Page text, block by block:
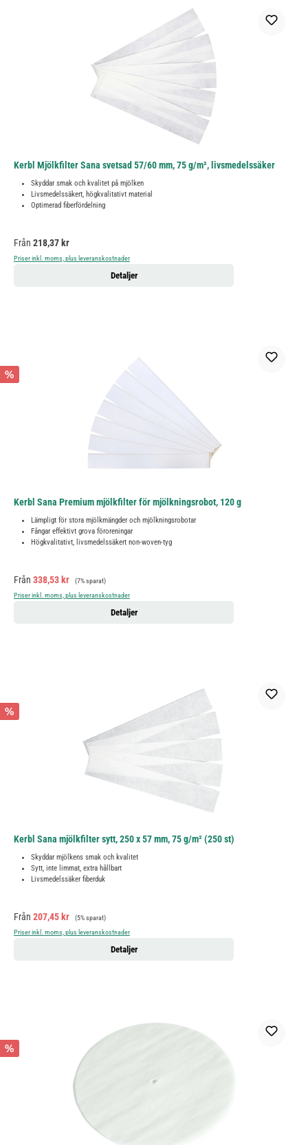
Kerbl Mjölkfilter Sana svetsad 57/60 mm, 75 g/m², livsmedelssäker
Skyddar smak och kvalitet på mjölken
Livsmedelssäkert, högkvalitativt material
Optimerad fiberfördelning
Ordinarie pris:
Från 218,37 kr
Priser inkl. moms, plus leveranskostnader
Detaljer
%
Kerbl Sana Premium mjölkfilter för mjölkningsrobot, 120 g
Lämpligt för stora mjölkmängder och mjölkningsrobotar
Fångar effektivt grova föroreningar
Högkvalitativt, livsmedelssäkert non-woven-tyg
Försäljningspris:
Från 338,53 kr Ordinarie pris:
(7% sparat)
Priser inkl. moms, plus leveranskostnader
Detaljer
%
Kerbl Sana mjölkfilter sytt, 250 x 57 mm, 75 g/m² (250 st)
Skyddar mjölkens smak och kvalitet
Sytt, inte limmat, extra hållbart
Livsmedelssäker fiberduk
Försäljningspris:
Från 207,45 kr Ordinarie pris:
(5% sparat)
Priser inkl. moms, plus leveranskostnader
Detaljer
%